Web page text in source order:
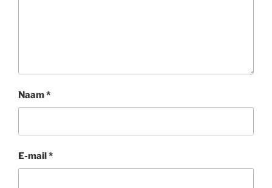
Naam*
E-mail *